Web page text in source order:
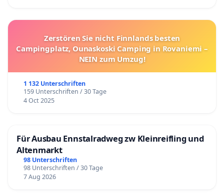
Zerstören Sie nicht Finnlands besten
Campingplatz, Ounaskoski Camping in Rovaniemi –
NEIN zum Umzug!
1 132 Unterschriften
159 Unterschriften / 30 Tage
4 Oct 2025
Für Ausbau Ennstalradweg zw Kleinreifling und
Altenmarkt
98 Unterschriften
98 Unterschriften / 30 Tage
7 Aug 2026